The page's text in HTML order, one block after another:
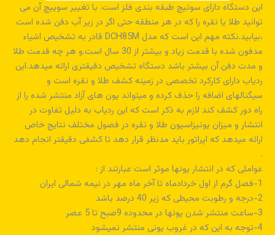
این دستگاه دارای سوئیچ طبقه بندی فلز است. با تغییر سوییچ آن می
توانید طلا یا نقره را که در هر منطقه حتی اگر در زیر آب دفن شده است
،بیابید.نکته مهم این است که مدل DCH85M قادر به تشخیص اشیاء
مدفون شده با قدمت زیاد و بیشتر از 30 سال است.و هر چه قدمت طلا
و مدت دفن آن بیشتر باشد دستگاه تشخیص دقیقتری ارائه میدهد.این
ردیاب دارای کارکرد تخصصی در زمینه کشف طلا و نقره است و
سیگنالهای اضافه را حذف کرده و میتواند یون های آزاد منتشر شده را از
راه دور کشف کند لازم به ذکر است که این ردیاب به دلیل تفاوت در
انتشار و میزان یونیزاسیون طلا و نقره در فصول مختلف نتایج خاص
ارائه میدهد که اپراتور باید مدنظر قرار دهد تا کشفی دقیقتر انجام دهد
.
عواملی که در انتشار یونها موثر است عبارتند از :
1-فصل گرم از اول خردادماه تا آخر ماه مهر در نیمه شمالی ایران
2-درجه و رطوبت محیطی که زیر 40 درصد باشد
3-ساعت منتشر شدن یونها در محدوده 9صبح تا 5 عصر
4-توجه به این که در غروب یونی منتشر نمیشود